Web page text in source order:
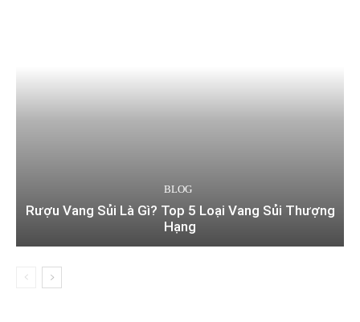
BLOG
Rượu Vang Sủi Là Gì? Top 5 Loại Vang Sủi Thượng
Hạng